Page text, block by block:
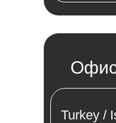
Turkey /